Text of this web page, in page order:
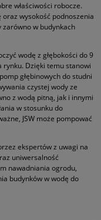
właściwości robocze.
wysokość podnoszenia
w budynkach
wodę z głębokości do 9
rynku. Dzięki temu stanowi
głębinowych do studni
czystej wody ze
z wodą pitną, jak i innymi
w stosunku do
JSW może pompować
ekspertów z uwagi na
uniwersalność
nawadniania ogrodu,
budynków w wodę do